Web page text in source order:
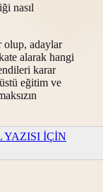
nasıl
olup, adaylar
alarak hangi
karar
eğitim ve
YAZISI İÇİN